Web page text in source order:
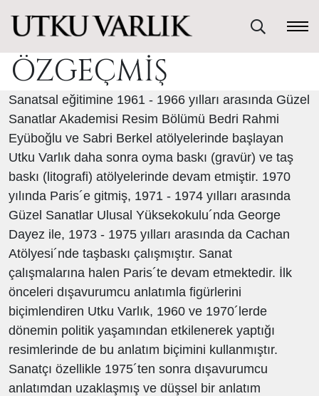
ÖZGEÇMİŞ
Sanatsal eğitimine 1961 - 1966 yılları arasında Güzel
Sanatlar Akademisi Resim Bölümü Bedri Rahmi
Eyüboğlu ve Sabri Berkel atölyelerinde başlayan
Utku Varlık daha sonra oyma baskı (gravür) ve taş
baskı (litografi) atölyelerinde devam etmiştir. 1970
yılında Paris´e gitmiş, 1971 - 1974 yılları arasında
Güzel Sanatlar Ulusal Yüksekokulu´nda George
Dayez ile, 1973 - 1975 yılları arasında da Cachan
Atölyesi´nde taşbaskı çalışmıştır. Sanat
çalışmalarına halen Paris´te devam etmektedir. İlk
önceleri dışavurumcu anlatımla figürlerini
biçimlendiren Utku Varlık, 1960 ve 1970´lerde
dönemin politik yaşamından etkilenerek yaptığı
resimlerinde de bu anlatım biçimini kullanmıştır.
Sanatçı özellikle 1975´ten sonra dışavurumcu
anlatımdan uzaklaşmış ve düşsel bir anlatım